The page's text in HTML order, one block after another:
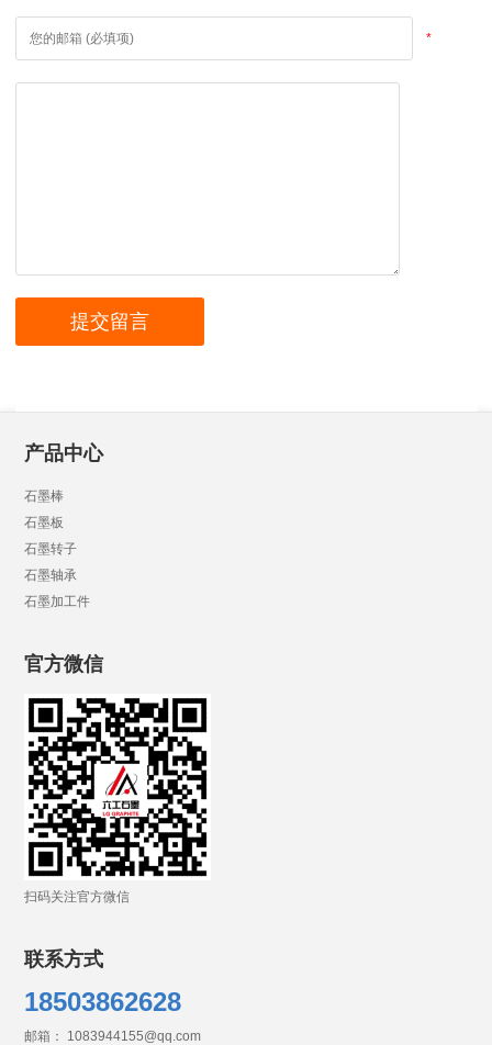
*
产品中心
石墨棒
石墨板
石墨转子
石墨轴承
石墨加工件
官方微信
扫码关注官方微信
联系方式
18503862628
邮箱： 1083944155@qq.com